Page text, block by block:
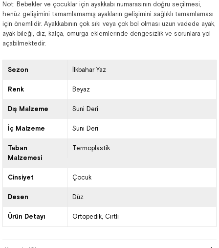
Not: Bebekler ve çocuklar için ayakkabı numarasının doğru seçilmesi,
henüz gelişimini tamamlamamış ayakların gelişimini sağlıklı tamamlaması
için önemlidir. Ayakkabının çok sıkı veya çok bol olması uzun vadede ayak,
ayak bileği, diz, kalça, omurga eklemlerinde dengesizlik ve sorunlara yol
açabilmektedir.
Sezon İlkbahar Yaz
Renk Beyaz
Dış Malzeme Suni Deri
İç Malzeme Suni Deri
Taban
Malzemesi
Termoplastik
Cinsiyet Çocuk
Desen Düz
Ürün Detayı Ortopedik Cırtlı